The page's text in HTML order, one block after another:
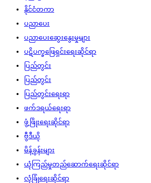
နိုင်ငံတကာ
ပညာပေး
ပညာပေးဆွေးနွေးမှုများ
ပဋိပက္ခဖြေရှင်းရေးဆိုင်ရာ
ပြည်တွင်း
ပြည်တွင်း
ပြည်တွင်းရေးရာ
ဖက်ဒရယ်ရေးရာ
ဖွံ့ဖြိုးရေးဆိုင်ရာ
ဗွီဒီယို
မိန့်ခွန်းများ
ယုံကြည်မှုတည်ဆောက်ရေးဆိုင်ရာ
လုံခြုံရေးဆိုင်ရာ